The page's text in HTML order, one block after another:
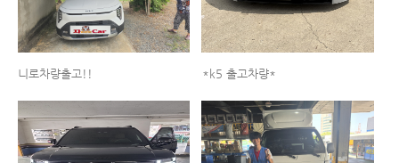
니로차량출고!! *k5 출고차량*